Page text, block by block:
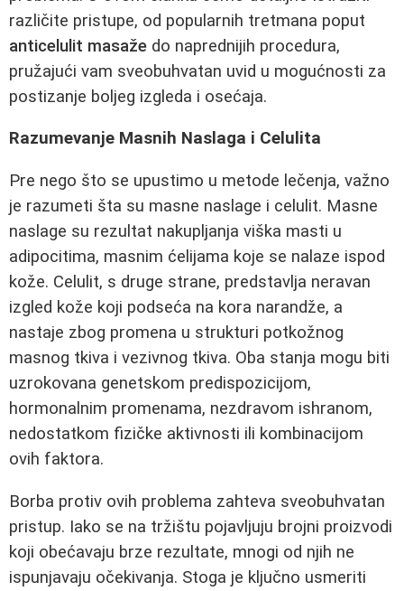
različite pristupe, od popularnih tretmana poput
anticelulit masaže do naprednijih procedura,
pružajući vam sveobuhvatan uvid u mogućnosti za
postizanje boljeg izgleda i osećaja.
Razumevanje Masnih Naslaga i Celulita
Pre nego što se upustimo u metode lečenja, važno
je razumeti šta su masne naslage i celulit. Masne
naslage su rezultat nakupljanja viška masti u
adipocitima, masnim ćelijama koje se nalaze ispod
kože. Celulit, s druge strane, predstavlja neravan
izgled kože koji podseća na kora narandže, a
nastaje zbog promena u strukturi potkožnog
masnog tkiva i vezivnog tkiva. Oba stanja mogu biti
uzrokovana genetskom predispozicijom,
hormonalnim promenama, nezdravom ishranom,
nedostatkom fizičke aktivnosti ili kombinacijom
ovih faktora.
Borba protiv ovih problema zahteva sveobuhvatan
pristup. Iako se na tržištu pojavljuju brojni proizvodi
koji obećavaju brze rezultate, mnogi od njih ne
ispunjavaju očekivanja. Stoga je ključno usmeriti